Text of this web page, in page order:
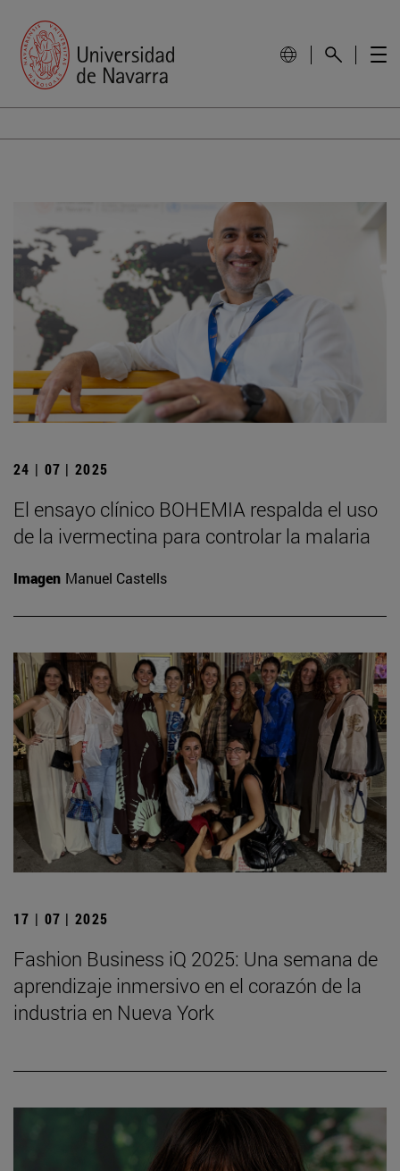
24 | 07 | 2025
El ensayo clínico BOHEMIA respalda el uso
de la ivermectina para controlar la malaria
Imagen Manuel Castells
17 | 07 | 2025
Fashion Business iQ 2025: Una semana de
aprendizaje inmersivo en el corazón de la
industria en Nueva York